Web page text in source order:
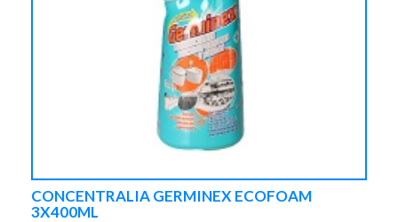
CONCENTRALIA GERMINEX ECOFOAM
3X400ML